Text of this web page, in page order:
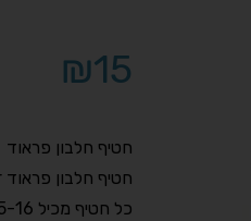
₪15
חטיף חלבון פראוד
חטיף חלבון פראוד Proud Protein Bar בעל ערכים תזונתיים מעולים:
כל חטיף מכיל 15-16 גרם חלבון